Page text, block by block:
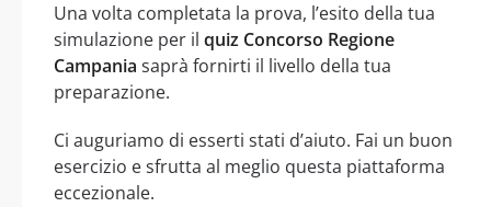
Una volta completata la prova, l’esito della tua
simulazione per il quiz Concorso Regione
Campania saprà fornirti il livello della tua
preparazione.
Ci auguriamo di esserti stati d’aiuto. Fai un buon
esercizio e sfrutta al meglio questa piattaforma
eccezionale.